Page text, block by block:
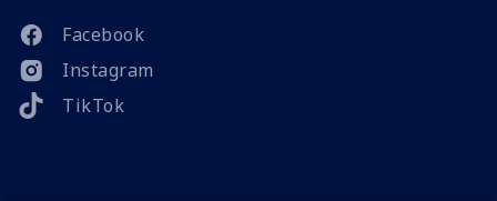
Facebook
Instagram
TikTok